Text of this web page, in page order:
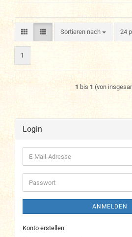
Sortieren nach
Sortieren nach 24
pro
1
1 bis1 (von
Login
E-
Mail-
Adresse
Passwort
ANMELDEN
Konto erstellen